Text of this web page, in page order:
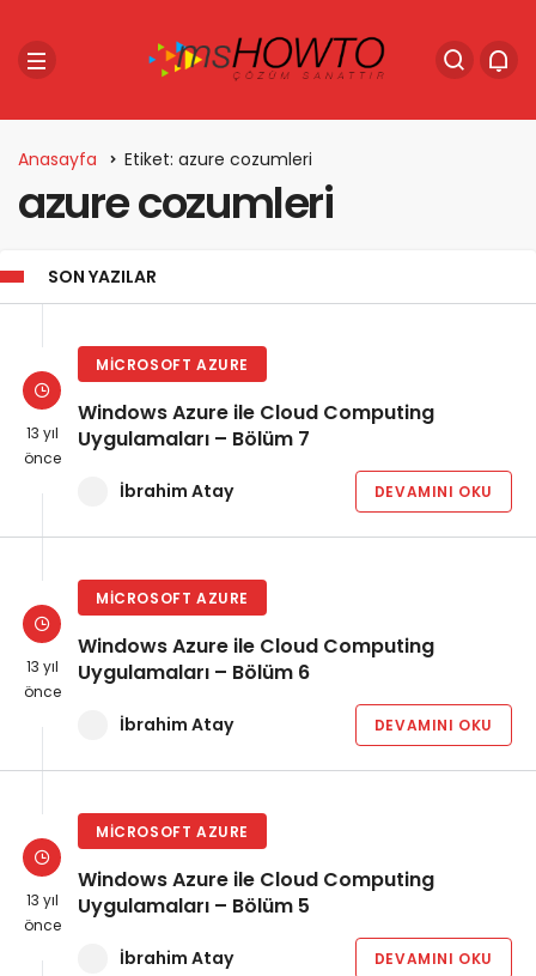
Anasayfa Etiket: azure cozumleri
azure cozumleri
SON YAZILAR
13 yıl
önce
MICROSOFT AZURE
Windows Azure ile Cloud Computing
Uygulamaları – Bölüm 7
İbrahim Atay DEVAMINI OKU
13 yıl
önce
MICROSOFT AZURE
Windows Azure ile Cloud Computing
Uygulamaları – Bölüm 6
İbrahim Atay DEVAMINI OKU
13 yıl
önce
MICROSOFT AZURE
Windows Azure ile Cloud Computing
Uygulamaları – Bölüm 5
İbrahim Atay DEVAMINI OKU